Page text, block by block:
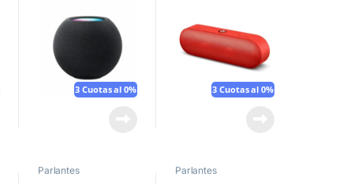
3 Cuotas al 0% 3 Cuotas al 0%
Parlantes Parlantes